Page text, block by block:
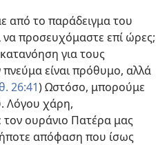
από το παράδειγμα του
προσευχόμαστε επί ώρες;
κατανόηση για τους
είναι πρόθυμο, αλλά
26:41) Ωστόσο, μπορούμε
Λόγου χάρη,
ουράνιο Πατέρα μας
απόφαση που ίσως